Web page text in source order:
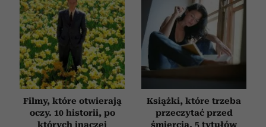
Filmy, które otwierają
oczy. 10 historii, po
których inaczej
Książki, które trzeba
przeczytać przed
śmiercią. 5 tytułów